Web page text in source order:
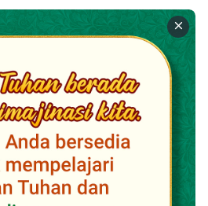
Yesus, Petrus juga
Nya berbeda dengan
bertindak dengan mantap dan
tidak pernah melebih-
suatu perkara, dan
sewajarnya sekaligus
bertutur kata, Yesus elegan
tetapi tenang, dan tidak
Nya dalam